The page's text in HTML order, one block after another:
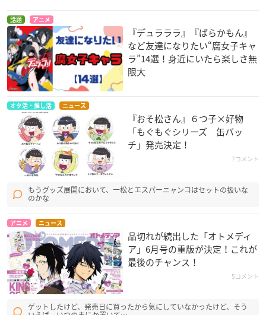
話題 アニメ
『デュラララ』『ばらかもん』
など友達になりたい“腐女子キャ
ラ”14選！身近にいたら楽しさ無
限大
オタ活・推し活 ニュース
『おそ松さん』６つ子×好物
「もぐもぐシリーズ 缶バッ
チ」発売決定！
7コメント
もうグッズ展開において、一松とエスパーニャンコはセットの扱いな
のかな
アニメ ニュース
品切れが続出した「オトメディ
ア」6月号の重版が決定！これが
最後のチャンス！
5コメント
ゲットしたけど、発売日に買ったから気にしていなかったけど、そう